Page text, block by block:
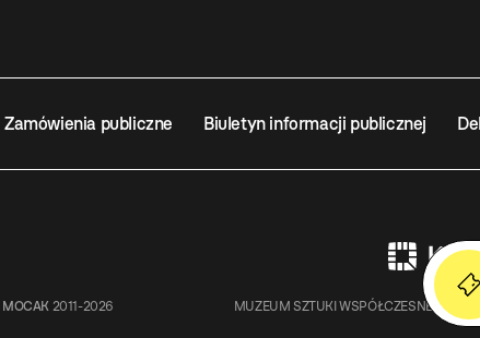
Zamówienia publiczne Biuletyn informacji publicznej
MOCAK 2011-2026 MUZEUM SZTUKI WSPÓŁCZESNEJ W